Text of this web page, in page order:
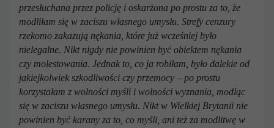
przesłuchana przez policję i oskarżona po prostu za to, że
modliłam się w zaciszu własnego umysłu. Strefy cenzury
rzekomo zakazują nękania, które już wcześniej było
nielegalne. Nikt nigdy nie powinien być obiektem nękania
czy molestowania. Jednak to, co ja robiłam, było dalekie od
jakiejkolwiek szkodliwości czy przemocy – po prostu
korzystałam z wolności myśli i wolności wyznania, modląc
się w zaciszu własnego umysłu. Nikt w Wielkiej Brytanii nie
powinien być karany za to, co myśli, ani też za modlitwę w